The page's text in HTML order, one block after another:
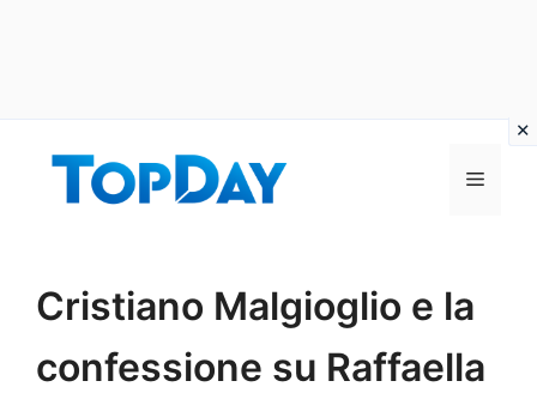
Menu
Cristiano Malgioglio e la
confessione su Raffaella